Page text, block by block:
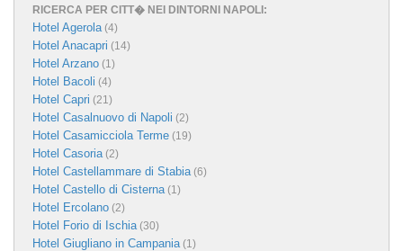
RICERCA PER CITT� NEI DINTORNI NAPOLI:
Hotel Agerola(4)
Hotel Anacapri (14)
Hotel Arzano (1)
Hotel Bacoli (4)
Hotel Capri (21)
Hotel Casalnuovo di Napoli (2)
Hotel Casamicciola Terme (19)
Hotel Casoria(2)
Hotel Castellammare di Stabia(6)
Hotel Castello di Cisterna(1)
Hotel Ercolano (2)
Hotel Forio di Ischia(30)
Hotel Giugliano in Campania(1)